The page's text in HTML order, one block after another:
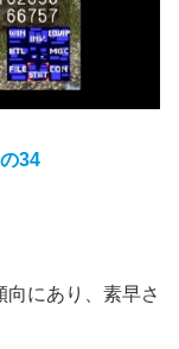
34
にあり、素早さ